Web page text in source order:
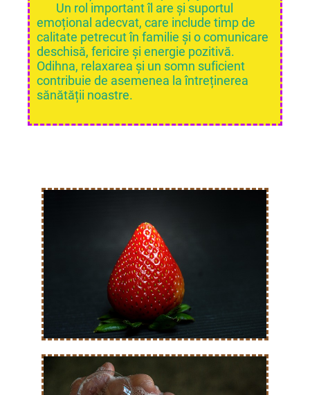
Un rol important îl are și suportul
emoțional adecvat, care include timp de
calitate petrecut în familie și o comunicare
deschisă, fericire și energie pozitivă.
Odihna, relaxarea și un somn suficient
contribuie de asemenea la întreținerea
sănătății noastre.